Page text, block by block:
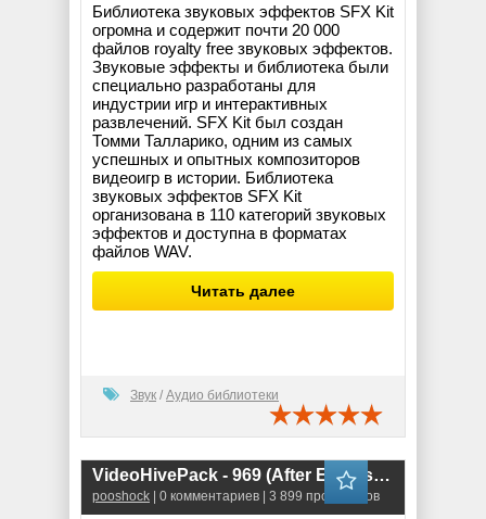
Библиотека звуковых эффектов SFX Kit
огромна и содержит почти 20 000
файлов royalty free звуковых эффектов.
Звуковые эффекты и библиотека были
специально разработаны для
индустрии игр и интерактивных
развлечений. SFX Kit был создан
Томми Талларико, одним из самых
успешных и опытных композиторов
видеоигр в истории. Библиотека
звуковых эффектов SFX Kit
организована в 110 категорий звуковых
эффектов и доступна в форматах
файлов WAV.
Читать далее
Звук / Аудио библиотеки
VideoHivePack - 969 (After Effects Projects Pack)
pooshock | 0 комментариев | 3 899 просмотров